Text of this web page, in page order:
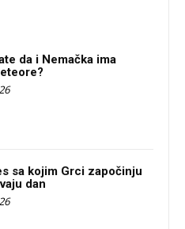
da i Nemačka ima
sa kojim Grci započinju
dan